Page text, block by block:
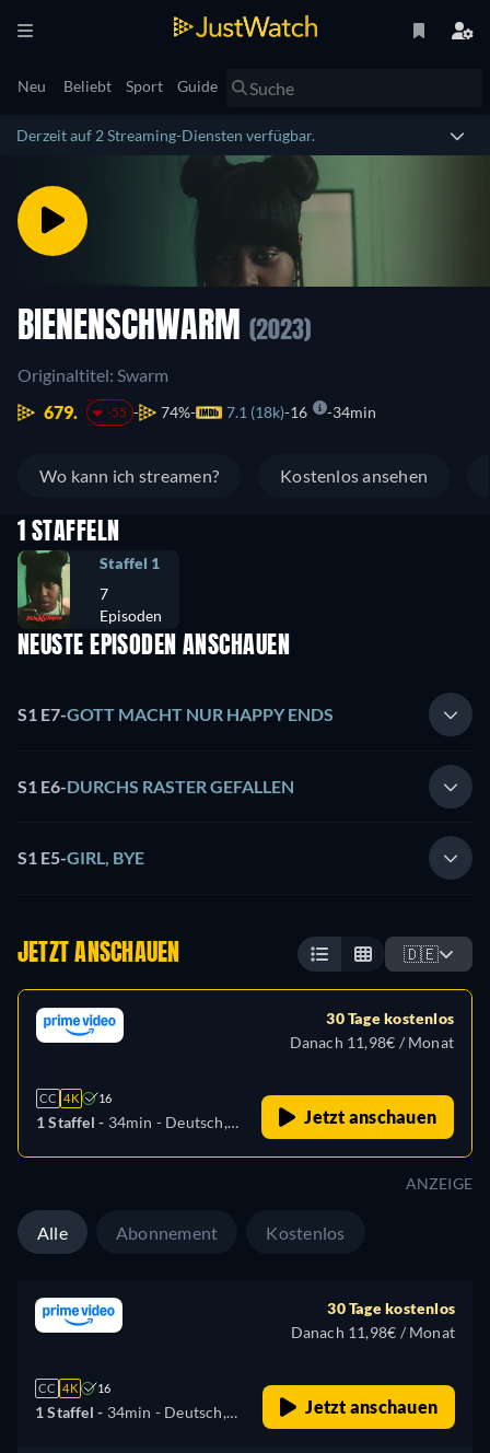
Neu Beliebt Sport Guide
Derzeit auf 2 Streaming-Diensten verfügbar.
BIENENSCHWARM (2023)
Originaltitel: Swarm
679.
-55 74% 7.1 (18k) 16 34min
Wo kann ich streamen? Kostenlos ansehen
1 STAFFELN
Staffel 1
7
Episoden
NEUSTE EPISODEN ANSCHAUEN
S1 E7-GOTT MACHT NUR HAPPY ENDS
S1 E6-DURCHS RASTER GEFALLEN
S1 E5-GIRL, BYE
JETZT ANSCHAUEN 🇩🇪
CC 4K 16
1 Staffel - 34min - Deutsch,
Portugiesisch
30 Tage kostenlos
Danach 11,98€ / Monat
Jetzt anschauen
ANZEIGE
Alle Abonnement Kostenlos
CC 4K 16
1 Staffel - 34min - Deutsch,
30 Tage kostenlos
Danach 11,98€ / Monat
Jetzt anschauen